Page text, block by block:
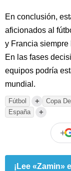
En conclusión,
aficionados al
y Francia siempre
En las fases
equipos podría
mundial.
Fútbol + Copa
España +
+
¡Lee «Zamin»